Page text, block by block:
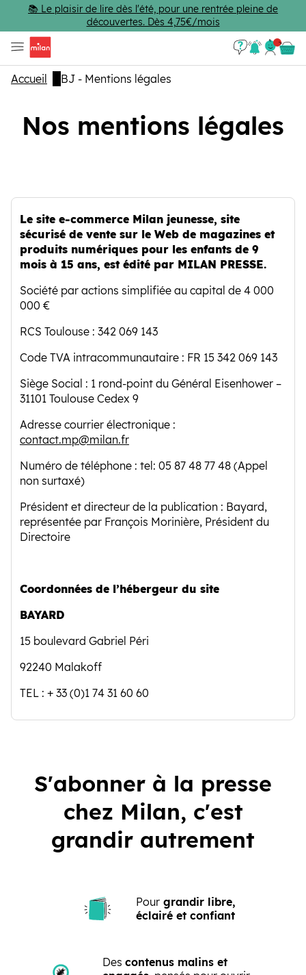
Passer au contenu principal
📚 Le plaisir de lire dès l'été, pour une rentrée pleine de
découvertes. Dès 4,75€/mois
Se
Accueil
BJ - Mentions légales
Nos mentions légales
Le site e-commerce Milan jeunesse, site
sécurisé de vente sur le Web de magazines et
produits numériques pour les enfants de 9
mois à 15 ans, est édité par MILAN PRESSE.
Société par actions simplifiée au capital de 4 000
000 €
RCS Toulouse : 342 069 143
Code TVA intracommunautaire : FR 15 342 069 143
Siège Social : 1 rond-point du Général Eisenhower –
31101 Toulouse Cedex 9
Adresse courrier électronique :
contact.mp@milan.fr
Numéro de téléphone : tel: 05 87 48 77 48 (Appel
non surtaxé)
Président et directeur de la publication : Bayard,
représentée par François Morinière, Président du
Directoire
Coordonnées de l’hébergeur du site
BAYARD
15 boulevard Gabriel Péri
92240 Malakoff
TEL : + 33 (0)1 74 31 60 60
S'abonner à la presse
chez Milan, c'est
grandir autrement
Pour grandir libre,
éclairé et confiant
Des contenus malins et